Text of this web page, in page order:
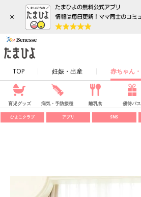
×
TOP 妊娠・出産 赤ちゃん
育児グッズ 病気・予防接種 離乳食 優待パス
ひよこクラブ アプリ SNS